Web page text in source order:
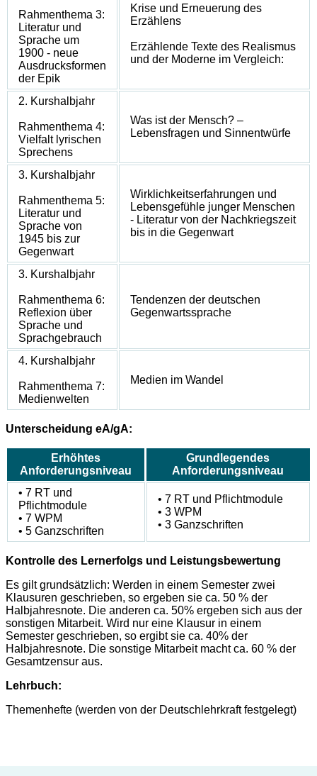
Rahmenthema 3:
Literatur und
Sprache um
1900 - neue
Ausdrucksformen
der Epik
Krise und Erneuerung des
Erzählens
Erzählende Texte des Realismus
und der Moderne im Vergleich:
2. Kurshalbjahr
Rahmenthema 4:
Vielfalt lyrischen
Sprechens
Was ist der Mensch? –
Lebensfragen und Sinnentwürfe
3. Kurshalbjahr
Rahmenthema 5:
Literatur und
Sprache von
1945 bis zur
Gegenwart
Wirklichkeitserfahrungen und
Lebensgefühle junger Menschen
- Literatur von der Nachkriegszeit
bis in die Gegenwart
3. Kurshalbjahr
Rahmenthema 6:
Reflexion über
Sprache und
Sprachgebrauch
Tendenzen der deutschen
Gegenwartssprache
4. Kurshalbjahr
Rahmenthema 7:
Medienwelten
Medien im Wandel
Unterscheidung eA/gA:
Erhöhtes
Anforderungsniveau
Grundlegendes
Anforderungsniveau
• 7 RT und
Pflichtmodule
• 7 WPM
• 5 Ganzschriften
• 7 RT und Pflichtmodule
• 3 WPM
• 3 Ganzschriften
Kontrolle des Lernerfolgs und Leistungsbewertung
Es gilt grundsätzlich: Werden in einem Semester zwei
Klausuren geschrieben, so ergeben sie ca. 50 % der
Halbjahresnote. Die anderen ca. 50% ergeben sich aus der
sonstigen Mitarbeit. Wird nur eine Klausur in einem
Semester geschrieben, so ergibt sie ca. 40% der
Halbjahresnote. Die sonstige Mitarbeit macht ca. 60 % der
Gesamtzensur aus.
Lehrbuch:
Themenhefte (werden von der Deutschlehrkraft festgelegt)